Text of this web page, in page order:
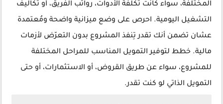
المختلفة، سواء كانت تكلفة الأدوات، رواتب الفريق، أو تكاليف
التشغيل اليومية. احرص على وضع ميزانية واضحة ومُعتمدة
عشان تضمن أنك تقدر تِنفذ المشروع بدون التعرّض لأزمات
مالية. خطط لتوفير التمويل المناسب للمراحل المختلفة
للمشروع، سواء عن طريق القروض، أو الاستثمارات، أو حتى
التمويل الذاتي لو كنت تقدر.